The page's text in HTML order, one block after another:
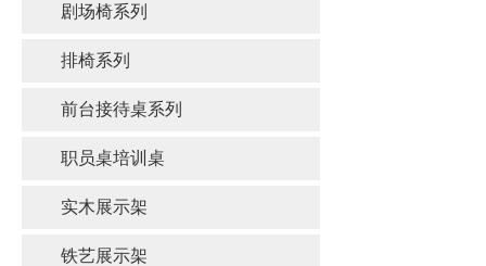
剧场椅系列
排椅系列
前台接待桌系列
职员桌培训桌
实木展示架
铁艺展示架